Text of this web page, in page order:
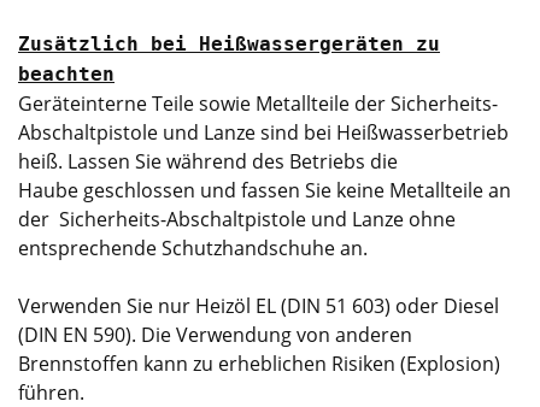
Zusätzlich bei Heißwassergeräten zu
beachten
Geräteinterne Teile sowie Metallteile der Sicherheits-
Abschaltpistole und Lanze sind bei Heißwasserbetrieb
heiß. Lassen Sie während des Betriebs die
Haube geschlossen und fassen Sie keine Metallteile an
der Sicherheits-Abschaltpistole und Lanze ohne
entsprechende Schutzhandschuhe an.
Verwenden Sie nur Heizöl EL (DIN 51 603) oder Diesel
(DIN EN 590). Die Verwendung von anderen
Brennstoffen kann zu erheblichen Risiken (Explosion)
führen.